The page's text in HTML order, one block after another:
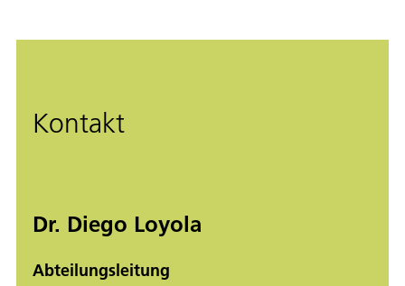
Kontakt
Dr. Diego Loyola
Abteilungsleitung